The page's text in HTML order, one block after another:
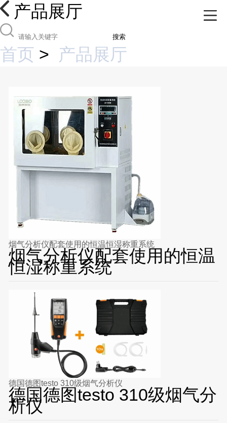
产品展厅
搜索
首页 > 产品展厅
烟气分析仪配套使用的恒温恒湿称重系统
烟气分析仪配套使用的恒温
恒湿称重系统
德国德图testo 310级烟气分析仪
德国德图testo 310级烟气分
析仪